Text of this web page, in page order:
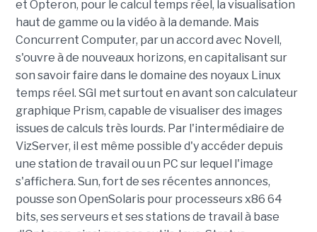
et Opteron, pour le calcul temps réel, la visualisation
haut de gamme ou la vidéo à la demande. Mais
Concurrent Computer, par un accord avec Novell,
s'ouvre à de nouveaux horizons, en capitalisant sur
son savoir faire dans le domaine des noyaux Linux
temps réel. SGI met surtout en avant son calculateur
graphique Prism, capable de visualiser des images
issues de calculs très lourds. Par l'intermédiaire de
VizServer, il est même possible d'y accéder depuis
une station de travail ou un PC sur lequel l'image
s'affichera. Sun, fort de ses récentes annonces,
pousse son OpenSolaris pour processeurs x86 64
bits, ses serveurs et ses stations de travail à base